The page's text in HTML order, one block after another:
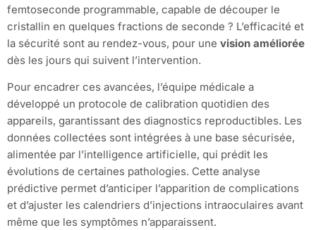
femtoseconde programmable, capable de découper le
cristallin en quelques fractions de seconde ? L’efficacité et
la sécurité sont au rendez-vous, pour une vision améliorée
dès les jours qui suivent l’intervention.
Pour encadrer ces avancées, l’équipe médicale a
développé un protocole de calibration quotidien des
appareils, garantissant des diagnostics reproductibles. Les
données collectées sont intégrées à une base sécurisée,
alimentée par l’intelligence artificielle, qui prédit les
évolutions de certaines pathologies. Cette analyse
prédictive permet d’anticiper l’apparition de complications
et d’ajuster les calendriers d’injections intraoculaires avant
même que les symptômes n’apparaissent.